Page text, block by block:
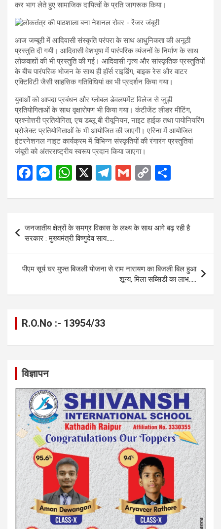
कर भाग लेते हुए सामाजिक दायित्वों के प्रति जागरूक किया।
आज जम्बूरी में आदिवासी संस्कृति परंपरा के साथ आधुनिकता की अनूठी
प्रस्तुति दी गयी। आदिवासी वेशभूषा में पारंपरिक व्यंजनों के निर्माण के साथ
लोकवाद्यों की भी प्रस्तुति की गई। आदिवासी नृत्य और सांस्कृतिक प्रस्तुतियों
के बीच पारंपरिक भोजन के साथ ही हॉर्स राइडिंग, बाइक रेस और वाटर
एक्टिविटी जैसी साहसिक गतिविधियां का भी प्रदर्शन किया गया।
युवाओं को आपदा प्रबंधन और ग्लोबल डेवलपमेंट विलेज से जुड़ी
प्रतियोगिताओं के साथ वृक्षारोपण भी किया गया। कंटीजेंट लीडर मीटिंग,
प्रश्नोत्तरी प्रतियोगिता, एच डब्लू बी रीयूनियन, नाइट हाईक तथा पायोनियरिंग
प्रोजेक्ट प्रतियोगिताओं के भी आयोजित की जाएगी। एरिना में आयोजित
इंटरनेशनल नाइट कार्यक्रम में विभिन्न संस्कृतियों की रंगारंग प्रस्तुतियां
जंबूरी को अंतरराष्ट्रीय स्वरूप प्रदान किया जाएगा।
F
ce
o
o
k
M
se
n
g
er
W
at
A
p
p
X
T
e
gr
a
m
G
ail
C
py
Li
n
k
ar
navigation
जनजातीय क्षेत्रों के समग्र विकास के लक्ष्य के साथ आगे बढ़ रही है
सरकार : मुख्यमंत्री विष्णुदेव साय…..
पीएम सूर्य घर मुफ्त बिजली योजना से राम नारायण का बिजली बिल हुआ
शून्य, मिला सब्सिडी का लाभ…..
R.O.No :- 13954/33
विज्ञापन